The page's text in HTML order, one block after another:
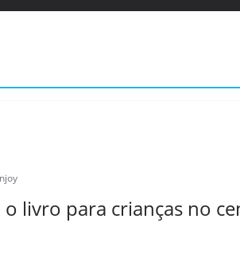
o livro para crianças no